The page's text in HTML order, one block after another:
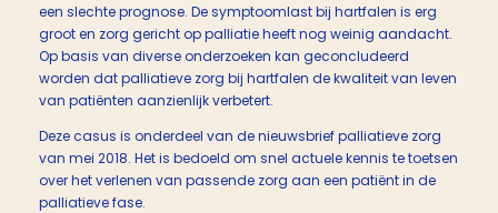
een slechte prognose. De symptoomlast bij hartfalen is erg
groot en zorg gericht op palliatie heeft nog weinig aandacht.
Op basis van diverse onderzoeken kan geconcludeerd
worden dat palliatieve zorg bij hartfalen de kwaliteit van leven
van patiënten aanzienlijk verbetert.
Deze casus is onderdeel van de nieuwsbrief palliatieve zorg
van mei 2018. Het is bedoeld om snel actuele kennis te toetsen
over het verlenen van passende zorg aan een patiënt in de
palliatieve fase.